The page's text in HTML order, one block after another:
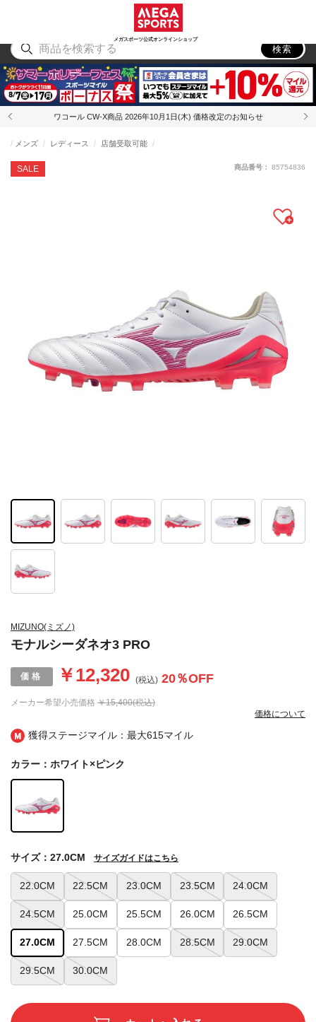
メガスポーツ公式オンラインショップ
アウトドア
検索
ワコール CW-X商品 2026年10月1日(木) 価格改定のお知らせ
獲得ステージマイル：最大615マイル
MIZUNO(ミズノ)
モナルシーダネオ3 PRO
SALE
メンズ レディース 店舗受取可能
メーカー希望小売価格 ￥15,400(税込)
￥12,320 (税込) 20％OFF
価格について
商品番号： 85754836
カラー：ホワイト×ピンク
22.0CM 22.5CM 23.0CM 23.5CM 24.0CM
24.5CM 25.0CM 25.5CM 26.0CM 26.5CM
27.0CM 27.5CM 28.0CM 28.5CM 29.0CM
29.5CM 30.0CM
サイズ：27.0CM サイズガイドはこちら